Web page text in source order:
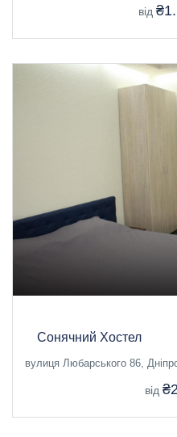
від
Сонячний Хостел
вулиця Любарського 86,
від